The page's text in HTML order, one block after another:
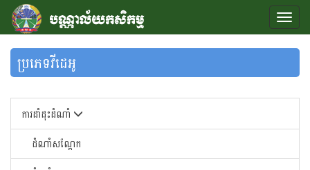
ប្រភេទវីដេអូ
ការដាំដុះដំណាំ
ដំណាំសណ្តែក